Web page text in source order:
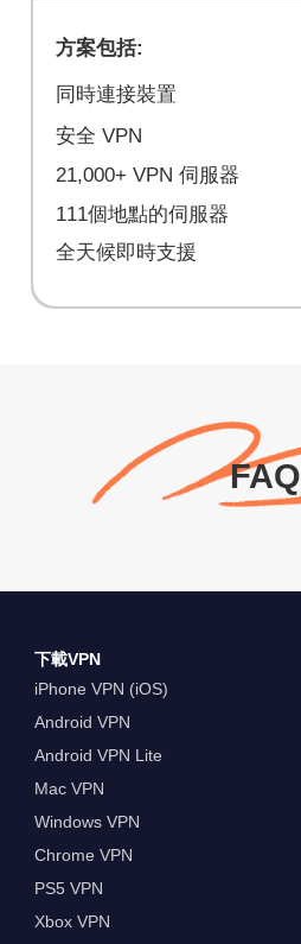
方案包括:
同時連接裝置
安全 VPN
21,000+ VPN 伺服器
111個地點的伺服器
全天候即時支援
FAQ
下載VPN
iPhone VPN (iOS)
Android VPN
Android VPN Lite
Mac VPN
Windows VPN
Chrome VPN
PS5 VPN
Xbox VPN